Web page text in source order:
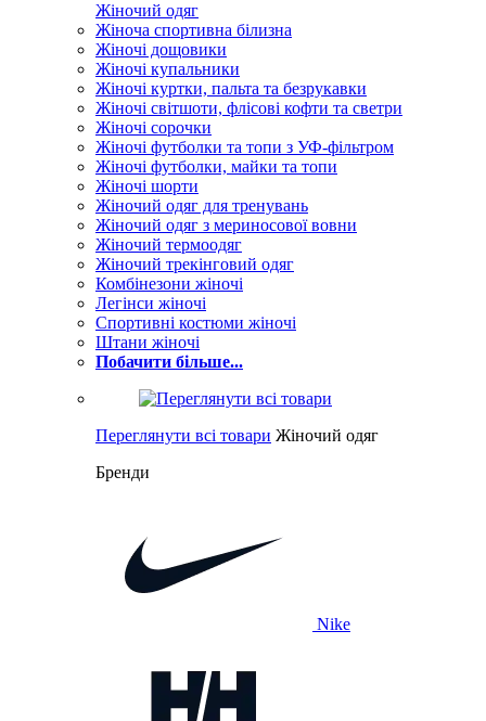
Жіночий одяг
Жіноча спортивна білизна
Жіночі дощовики
Жіночі купальники
Жіночі куртки, пальта та безрукавки
Жіночі світшоти, флісові кофти та светри
Жіночі сорочки
Жіночі футболки та топи з УФ-фільтром
Жіночі футболки, майки та топи
Жіночі шорти
Жіночий одяг для тренувань
Жіночий одяг з мериносової вовни
Жіночий термоодяг
Жіночий трекінговий одяг
Комбінезони жіночі
Легінси жіночі
Спортивні костюми жіночі
Штани жіночі
Побачити більше...
Переглянути всі товари Жіночий одяг
Бренди
Nike